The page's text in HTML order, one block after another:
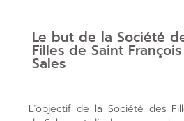
Le but de la Société
Filles de Saint
Sales
L’objectif de la Société des